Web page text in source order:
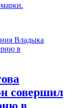
совершил